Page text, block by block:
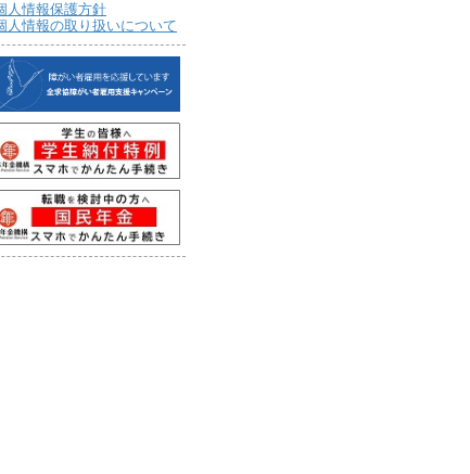
人情報保護方針
人情報の取り扱いについて